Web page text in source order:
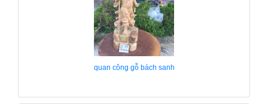
quan công gỗ bách sanh